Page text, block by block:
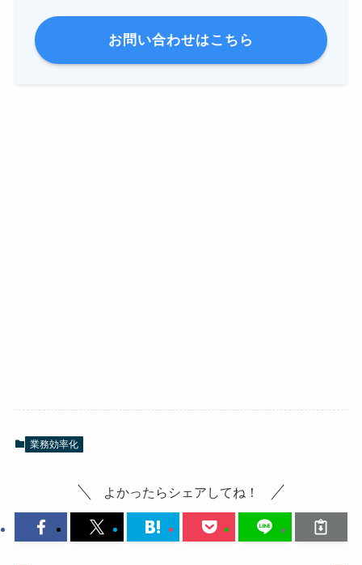
お問い合わせはこちら
業務効率化
よかったらシェアしてね！